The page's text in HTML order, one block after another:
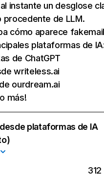
instante un desglose
procedente de LLM.
cómo aparece
plataformas de
de ChatGPT
writeless.ai
ourdream.ai
más!
plataformas de IA
312